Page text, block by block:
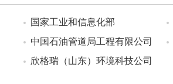
国家工业和信息化部
中国石油管道局工程有限公司
欣格瑞（山东）环境科技公司